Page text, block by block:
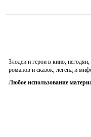
Злодеи и герои в кино,
романов и сказок, легенд и
Любое использование